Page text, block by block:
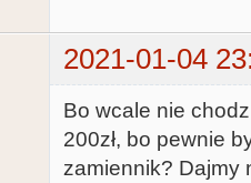
2021-01-04
Bo wcale nie
200zł, bo pewnie
zamiennik? Dajmy